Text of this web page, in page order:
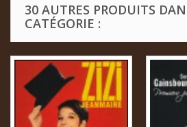
30 AUTRES PRODUITS
CATÉGORIE :